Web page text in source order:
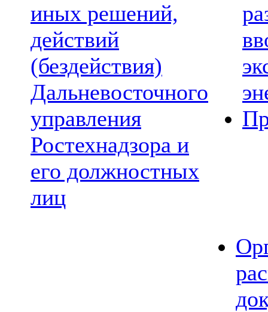
иных решений,
действий
(бездействия)
Дальневосточного
управления
Ростехнадзора и
его должностных
лиц